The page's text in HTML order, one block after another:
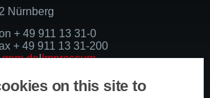
Nürnberg
+ 49 911 13 31-0
+ 49 911 13 31-200
|Impressum
on this site to